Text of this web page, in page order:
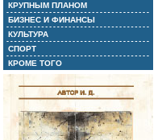
КРУПНЫМ ПЛАНОМ
БИЗНЕС И ФИНАНСЫ
КУЛЬТУРА
СПОРТ
КРОМЕ ТОГО